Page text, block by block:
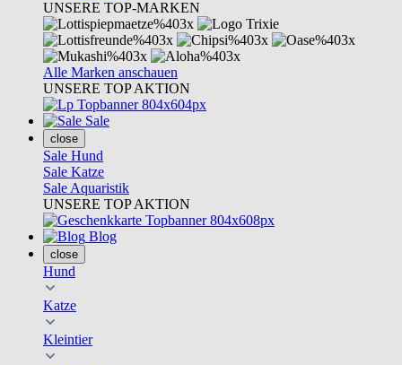
UNSERE TOP-MARKEN
Alle Marken anschauen
UNSERE TOP AKTION
Sale
close
Sale Hund
Sale Katze
Sale Aquaristik
UNSERE TOP AKTION
Blog
close
Hund
Katze
Kleintier